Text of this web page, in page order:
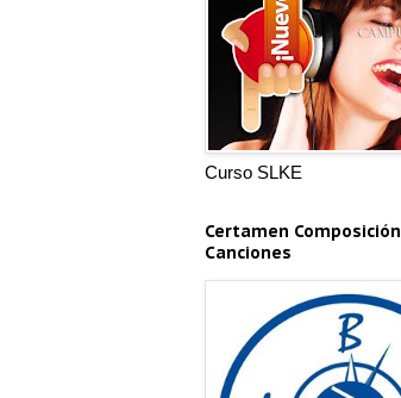
Curso SLKE
Certamen Composición
Canciones